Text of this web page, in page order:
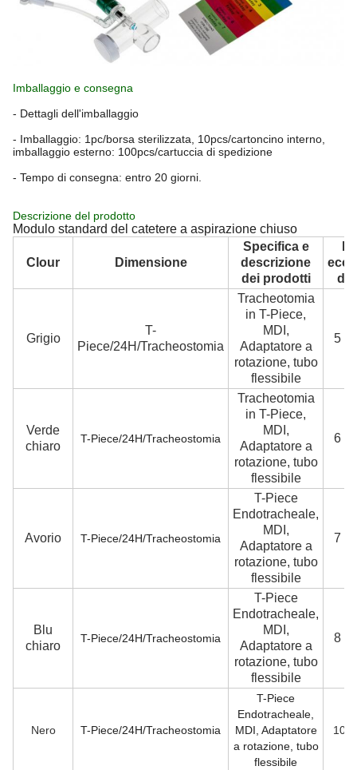
Imballaggio e consegna
- Dettagli dell'imballaggio
- Imballaggio: 1pc/borsa sterilizzata, 10pcs/cartoncino interno,
imballaggio esterno: 100pcs/cartuccia di spedizione
- Tempo di consegna: entro 20 giorni.
Descrizione del prodotto
Modulo standard del catetere a aspirazione chiuso
Clour Dimensione
Specifica e
descrizione
dei prodotti
di
Grigio
T-
Piece/24H/Tracheostomia
Tracheotomia
in T-Piece,
MDI,
Adaptatore a
rotazione, tubo
flessibile
5
Verde
chiaro
T-Piece/24H/Tracheostomia
Tracheotomia
in T-Piece,
MDI,
Adaptatore a
rotazione, tubo
flessibile
6
Avorio T-Piece/24H/Tracheostomia
T-Piece
Endotracheale,
MDI,
Adaptatore a
rotazione, tubo
flessibile
7
Blu
chiaro
T-Piece/24H/Tracheostomia
T-Piece
Endotracheale,
MDI,
Adaptatore a
rotazione, tubo
flessibile
8
Nero T-Piece/24H/Tracheostomia
T-Piece
Endotracheale,
MDI, Adaptatore
a rotazione, tubo
flessibile
10